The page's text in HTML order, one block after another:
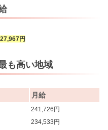
円
も高い地域
月給
241,726円
234,533円